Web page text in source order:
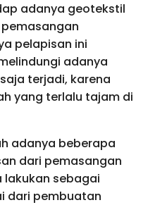
adanya geotekstil
pelapisan ini
adanya
terjadi, karena
yang terlalu tajam di
adanya beberapa
dari pemasangan
lakukan sebagai
dari pembuatan